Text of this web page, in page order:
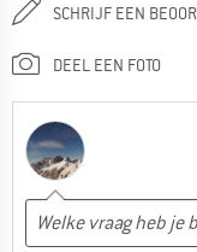
SCHRIJF EEN
DEEL EEN FOTO